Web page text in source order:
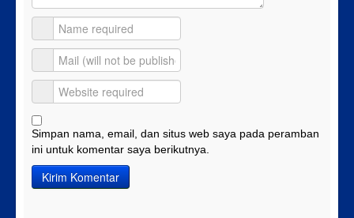
Simpan nama, email, dan situs web saya pada peramban
ini untuk komentar saya berikutnya.